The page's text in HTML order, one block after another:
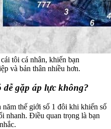
tôi cá nhân, khiến bạn
và bản thân nhiều hơn.
dễ gặp áp lực không?
thế giới số 1 đôi khi khiến số
nhanh. Điều quan trọng là bạn